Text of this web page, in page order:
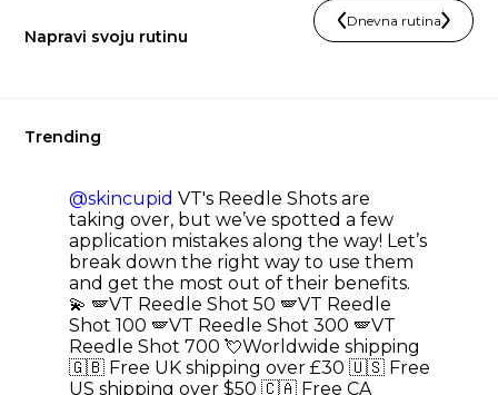
Napravi svoju rutinu
Dnevna rutina
Trending
@skincupid VT's Reedle Shots are
taking over, but we’ve spotted a few
application mistakes along the way! Let’s
break down the right way to use them
and get the most out of their benefits.
💫 🪽VT Reedle Shot 50 🪽VT Reedle
Shot 100 🪽VT Reedle Shot 300 🪽VT
Reedle Shot 700 💘Worldwide shipping
🇬🇧 Free UK shipping over £30 🇺🇸 Free
US shipping over $50 🇨🇦 Free CA